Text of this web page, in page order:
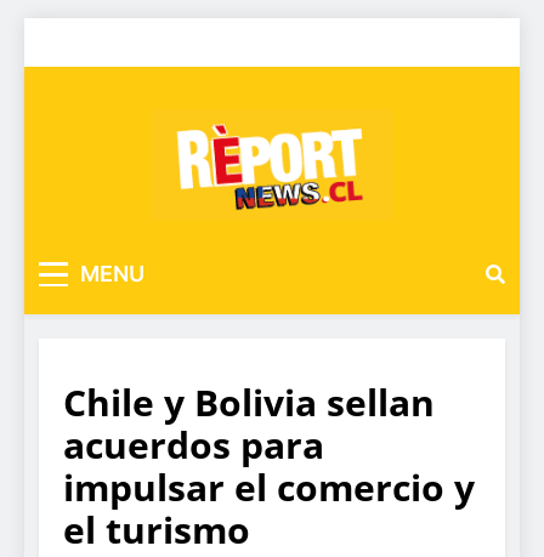
MENU
Chile y Bolivia sellan
acuerdos para
impulsar el comercio y
el turismo